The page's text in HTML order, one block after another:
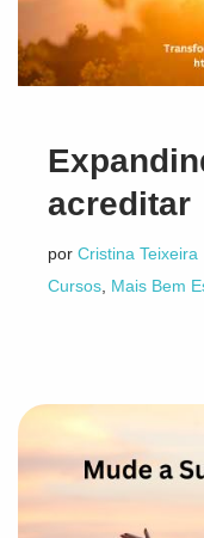
acreditar
por Cristina Teixeira
Cursos Mais Bem